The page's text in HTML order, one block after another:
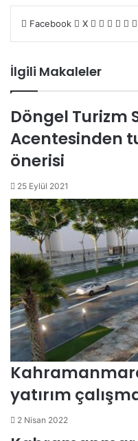
Facebook X LinkedIn
Tumblr
İlgili Makaleler
Döngel Turizm
Acentesinden
önerisi
25 Eylül 2021
yatırım
2 Nisan 2022